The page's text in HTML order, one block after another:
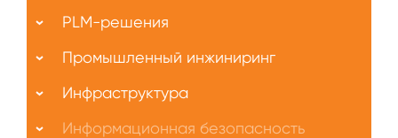
PLM-решения
Промышленный инжиниринг
Инфраструктура
Информационная безопасность